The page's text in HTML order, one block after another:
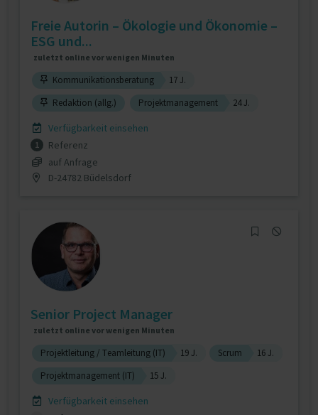
Freie Autorin – Ökologie und Ökonomie –
ESG und...
zuletzt online vor wenigen Minuten
Kommunikationsberatung
17 J.
Redaktion (allg.)
Projektmanagement 24 J.
Verfügbarkeit einsehen
1
Referenz
auf Anfrage
D-24782 Büdelsdorf
Senior Project Manager
zuletzt online vor wenigen Minuten
Projektleitung / Teamleitung (IT) 19 J. Scrum
16 J.
Projektmanagement (IT)
15 J.
Verfügbarkeit einsehen